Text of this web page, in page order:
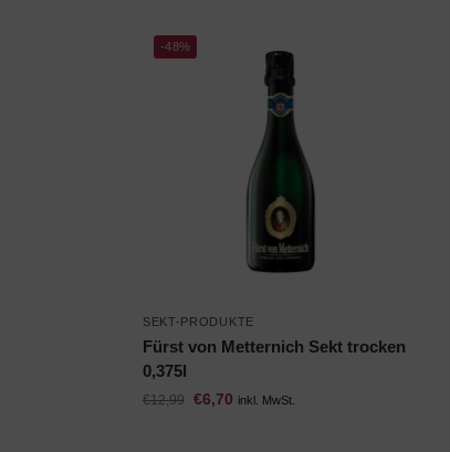
-48%
SEKT-PRODUKTE
Fürst von Metternich Sekt trocken
0,375l
€12,99 €6,70 inkl. MwSt.